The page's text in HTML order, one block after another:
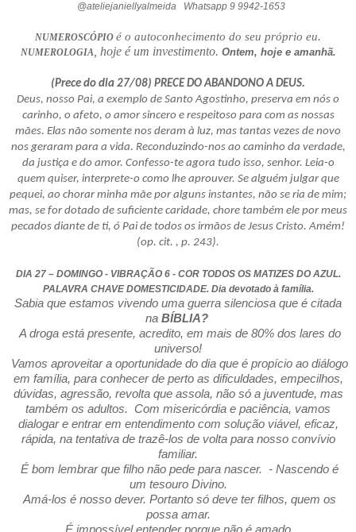
@ateliejaniellyalmeida Whatsapp 9 9942-1653
NUMEROSCÓPIO é o autoconhecimento do seu próprio eu.
NUMEROLOGIA , hoje é um investimento. Ontem, hoje e amanhã.
(Prece do dia 27/08) PRECE DO ABANDONO A DEUS.
Deus, nosso Pai, a exemplo de Santo Agostinho, preserva em nós o
carinho, o afeto, o amor sincero e respeitoso para com as nossas
mães. Elas não somente nos deram à luz, mas tantas vezes de novo
nos geraram para a vida. Reconduzindo-nos ao caminho da verdade,
da justiça e do amor. Confesso-te agora tudo isso, senhor. Leia-o
quem quiser, interprete-o como lhe aprouver. Se alguém julgar que
pequei, ao chorar minha mãe por alguns instantes, não se ria de mim;
mas, se for dotado de suficiente caridade, chore também ele por meus
pecados diante de ti, ó Pai de todos os irmãos de Jesus Cristo. Amém!
(op. cit. , p. 243).
DIA 27 – DOMINGO - VIBRAÇÃO 6 - COR TODOS OS MATIZES DO AZUL.
PALAVRA CHAVE DOMESTICIDADE. Dia devotado à família.
Sabia que estamos vivendo uma guerra silenciosa que é citada
na BÍBLIA?
A droga está presente, acredito, em mais de 80% dos lares do
universo!
Vamos aproveitar a oportunidade do dia que é propício ao diálogo
em família, para conhecer de perto as dificuldades, empecilhos,
dúvidas, agressão, revolta que assola, não só a juventude, mas
também os adultos. Com misericórdia e paciência, vamos
dialogar e entrar em entendimento com solução viável, eficaz,
rápida, na tentativa de trazê-los de volta para nosso convívio
familiar.
É bom lembrar que filho não pede para nascer. - Nascendo é
um tesouro Divino.
Amá-los é nosso dever. Portanto só deve ter filhos, quem os
possa amar.